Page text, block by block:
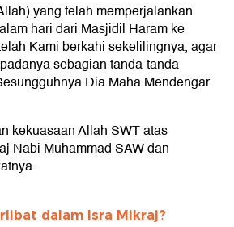
yang telah memperjalankan
hari dari Masjidil Haram ke
Kami berkahi sekelilingnya, agar
sebagian tanda-tanda
Dia Maha Mendengar
kekuasaan Allah SWT atas
Nabi Muhammad SAW dan
dalam Isra Mikraj?